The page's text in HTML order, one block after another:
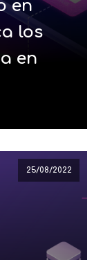
en
los
en
25/08/2022